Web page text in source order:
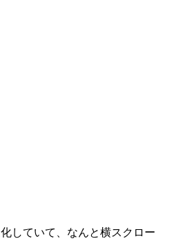
していて、なんと横スクロー